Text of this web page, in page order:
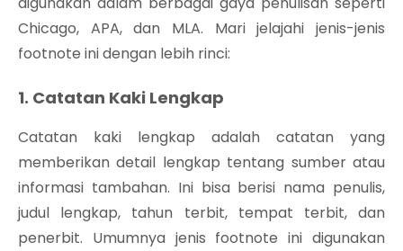
Chicago, APA, dan MLA. Mari jelajahi jenis-jenis
footnote ini dengan lebih rinci:
1. Catatan Kaki Lengkap
Catatan kaki lengkap adalah catatan yang
memberikan detail lengkap tentang sumber atau
informasi tambahan. Ini bisa berisi nama penulis,
judul lengkap, tahun terbit, tempat terbit, dan
penerbit. Umumnya jenis footnote ini digunakan